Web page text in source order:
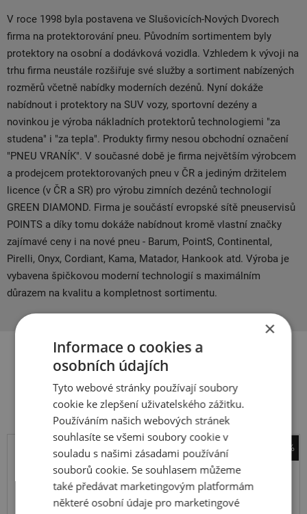
V roce 1998 byla postavena ve Slušovicích-Nových Dvorech
firma na protektorování pneu. Původním sortimentem byly
protektory na osobní a dodávková vozidla. Vzhledem k vývoji na
trhu firma neustále rozšiřuje své služby a sortiment nabízených
rozměrů včetně nabídky moderních dezénů. Nyní dokáže
nabídnout i protektory na SUV vozy, sportovní dezény a
novinkou je výroba nákladních protektorů technologiemi "za
studena" i "za tepla". Produkty firmy nesou obchodní označení
"PNEU VRANÍK". V současné době je firma největším výrobcem
a prodejcem protektorovaných pneu v ČR a jediným držitelem
licence (v ČR a SR) pro výrobu zimních dezénů technologií
GREEN DIAMOND. Firma je součástí evropské sítě pneuservisů
POINTS a díky tomu dokáže nabídnout kromě vlastní značky
zajímavé ceny i na nové pneu - Barum, PointS, Continental,
Pirelli, Onyx, Cordiant, Kama, Matador, Hankook atd. Výroba je
vybavena špičkovou moderní technologií s maximálním
důrazem na kvalitu a kompletnost sortimentu.
Související produkty
-25%
sněhové řetězy Pewag
Servo SUV RSV 79
×
Informace o cookies a
osobních údajích
Tyto webové stránky používají soubory
cookie ke zlepšení uživatelského zážitku.
Používáním našich webových stránek
souhlasíte se všemi soubory cookie v
souladu s našimi zásadami používání
souborů cookie. Se souhlasem můžeme
také předávat marketingovým platformám
některé osobní údaje pro marketingové